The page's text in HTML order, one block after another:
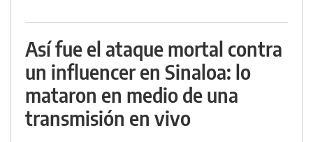
Así fue el ataque mortal contra
un influencer en Sinaloa: lo
mataron en medio de una
transmisión en vivo